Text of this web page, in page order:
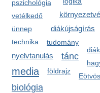
pszichológia
vetélkedő
diákújságírás
ünnep
technika tudomány
nyelvtanulás tánc
media földrajz
biológia